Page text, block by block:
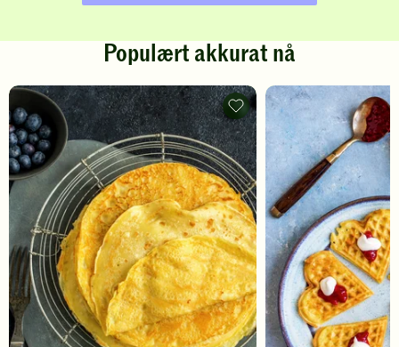
Populært akkurat nå
Pannekaker
-
legg
til
favoritter